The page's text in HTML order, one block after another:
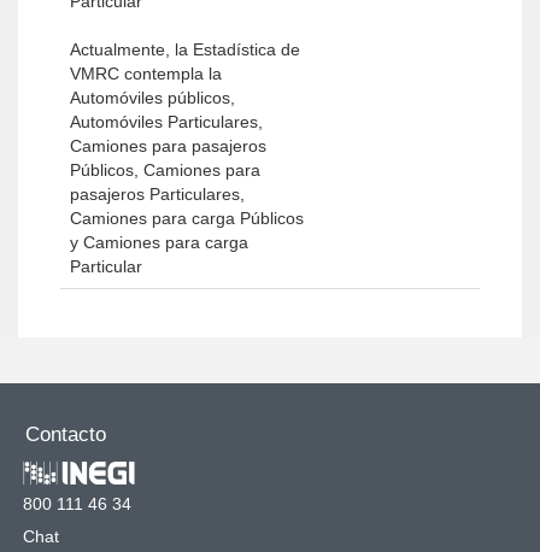
Actualmente, la Estadística de
VMRC contempla la
Automóviles públicos,
Automóviles Particulares,
Camiones para pasajeros
Públicos, Camiones para
pasajeros Particulares,
Camiones para carga Públicos
y Camiones para carga
Particular
Contacto
800 111 46 34
Chat